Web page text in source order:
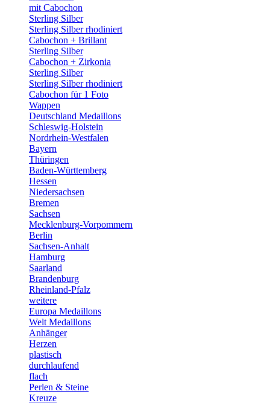
mit Cabochon
Sterling Silber
Sterling Silber rhodiniert
Cabochon + Brillant
Sterling Silber
Cabochon + Zirkonia
Sterling Silber
Sterling Silber rhodiniert
Cabochon für 1 Foto
Wappen
Deutschland Medaillons
Schleswig-Holstein
Nordrhein-Westfalen
Bayern
Thüringen
Baden-Württemberg
Hessen
Niedersachsen
Bremen
Sachsen
Mecklenburg-Vorpommern
Berlin
Sachsen-Anhalt
Hamburg
Saarland
Brandenburg
Rheinland-Pfalz
weitere
Europa Medaillons
Welt Medaillons
Anhänger
Herzen
plastisch
durchlaufend
flach
Perlen & Steine
Kreuze